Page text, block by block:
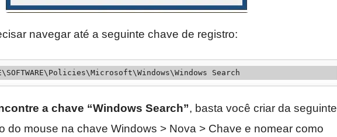
navegar até a seguinte chave de registro:
Search
a chave “Windows Search”, basta você criar da seguinte
do mouse na chave Windows > Nova > Chave e nomear como